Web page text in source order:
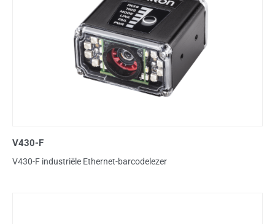
V430-F
V430-F industriële Ethernet-barcodelezer